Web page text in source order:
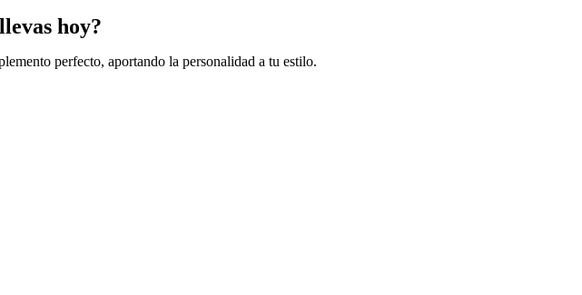
hoy?
perfecto, aportando la personalidad a tu estilo.